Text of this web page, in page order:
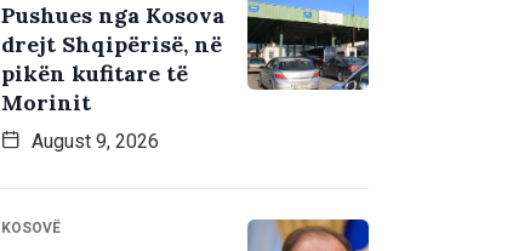
Pushues nga Kosova
drejt Shqipërisë, në
pikën kufitare të
Morinit
August 9, 2026
KOSOVË